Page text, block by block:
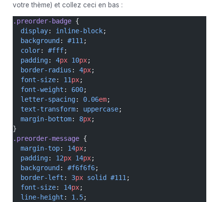
votre thème) et collez ceci en bas :
.preorder-badge {
  display
: inline-block;
  background
: #111;
  color
: #fff;
  padding
: 4px 10px;
  border-radius
: 4px;
  font-size
: 11px;
  font-weight
: 600;
  letter-spacing
: 0.06em;
  text-transform
: uppercase;
  margin-bottom
: 8px;
}
.preorder-message {
  margin-top
: 14px;
  padding
: 12px 14px;
  background
: #f6f6f6;
  border-left
: 3px solid #111;
  font-size
: 14px;
  line-height
: 1.5;